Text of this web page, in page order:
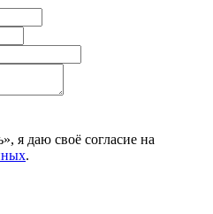
я даю своё согласие на
.